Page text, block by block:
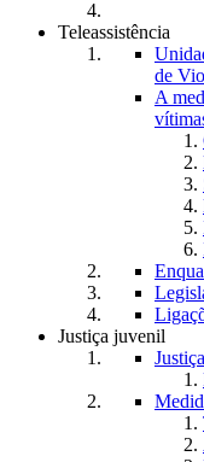
Teleassistência
de
A
Justiça juvenil